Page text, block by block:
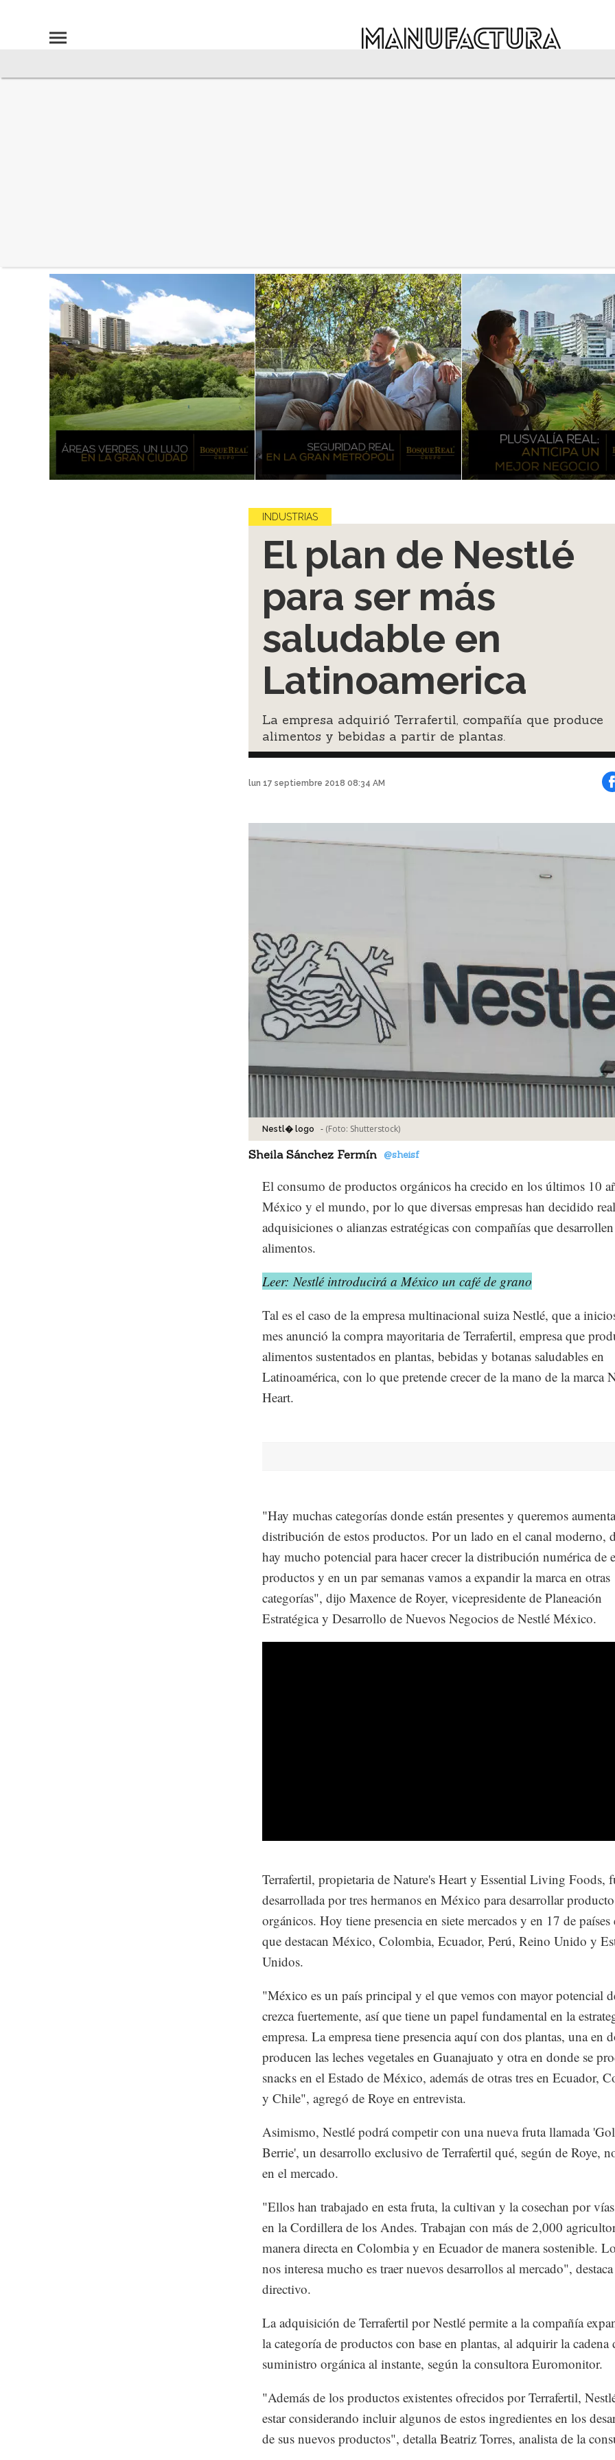
INDUSTRIAS
El plan de Nestlé
para ser más
saludable en
Latinoamerica
La empresa adquirió Terrafertil, compañía que produce
alimentos y bebidas a partir de plantas.
lun 17 septiembre 2018 08:34 AM
Nestl� logo - (Foto: Shutterstock)
Sheila Sánchez Fermín @sheisf
El consumo de productos orgánicos ha crecido en los últimos 10
México y el mundo, por lo que diversas empresas han decidido
adquisiciones o alianzas estratégicas con compañías que
alimentos.
Leer: Nestlé introducirá a México un café de grano
Tal es el caso de la empresa multinacional suiza Nestlé, que a
mes anunció la compra mayoritaria de Terrafertil, empresa que
alimentos sustentados en plantas, bebidas y botanas saludables en
Latinoamérica, con lo que pretende crecer de la mano de la marca
Heart.
"Hay muchas categorías donde están presentes y queremos
distribución de estos productos. Por un lado en el canal moderno,
hay mucho potencial para hacer crecer la distribución numérica de
productos y en un par semanas vamos a expandir la marca en otras
categorías", dijo Maxence de Royer, vicepresidente de Planeación
Estratégica y Desarrollo de Nuevos Negocios de Nestlé México.
Terrafertil, propietaria de Nature's Heart y Essential Living Foods,
desarrollada por tres hermanos en México para desarrollar
orgánicos. Hoy tiene presencia en siete mercados y en 17 de países
que destacan México, Colombia, Ecuador, Perú, Reino Unido y
Unidos.
"México es un país principal y el que vemos con mayor potencial
crezca fuertemente, así que tiene un papel fundamental en la
empresa. La empresa tiene presencia aquí con dos plantas, una en
producen las leches vegetales en Guanajuato y otra en donde se
snacks en el Estado de México, además de otras tres en Ecuador,
y Chile", agregó de Roye en entrevista.
Asimismo, Nestlé podrá competir con una nueva fruta llamada
Berrie', un desarrollo exclusivo de Terrafertil qué, según de Roye,
en el mercado.
"Ellos han trabajado en esta fruta, la cultivan y la cosechan por
en la Cordillera de los Andes. Trabajan con más de 2,000
manera directa en Colombia y en Ecuador de manera sostenible.
nos interesa mucho es traer nuevos desarrollos al mercado",
directivo.
La adquisición de Terrafertil por Nestlé permite a la compañía
la categoría de productos con base en plantas, al adquirir la cadena
suministro orgánica al instante, según la consultora Euromonitor.
"Además de los productos existentes ofrecidos por Terrafertil,
estar considerando incluir algunos de estos ingredientes en los
de sus nuevos productos", detalla Beatriz Torres, analista de la